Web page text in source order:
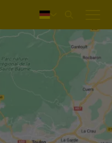
English